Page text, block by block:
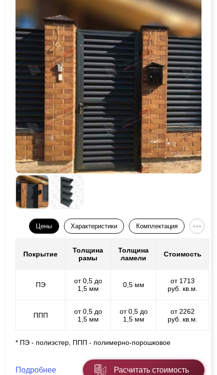
Цены Характеристики Комплектация
Покрытие
Толщина
рамы
Толщина
ламели
Стоимость
ПЭ
от 0,5 до
1,5 мм
0,5 мм
от 1713
руб. кв.м.
ППП
от 0,5 до
1,5 мм
от 0,5 до
1,5 мм
от 2262
руб. кв.м.
* ПЭ - полиэстер, ППП - полимерно-порошковое
Подробнее Расчитать стоимость